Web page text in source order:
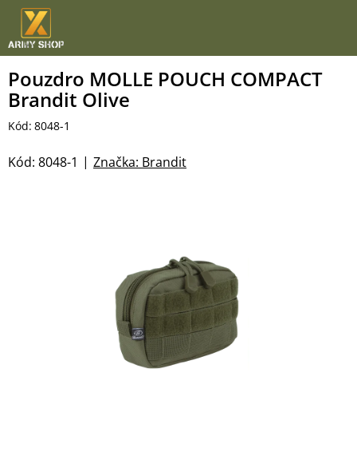
Přejít
obsah
Pouzdro MOLLE POUCH COMPACT
Brandit Olive
Kód: 8048-1
Značka: Brandit
Kód: 8048-1